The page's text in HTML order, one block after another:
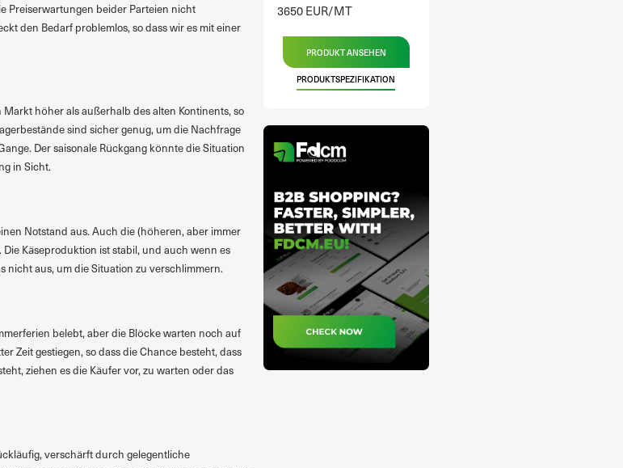
Preiserwartungen beider Parteien nicht
den Bedarf problemlos, so dass wir es mit einer
höher als außerhalb des alten Kontinents, so
sind sicher genug, um die Nachfrage
Der saisonale Rückgang könnte die Situation
in Sicht.
Notstand aus. Auch die (höheren, aber immer
Käseproduktion ist stabil, und auch wenn es
nicht aus, um die Situation zu verschlimmern.
belebt, aber die Blöcke warten noch auf
Zeit gestiegen, so dass die Chance besteht, dass
ziehen es die Käufer vor, zu warten oder das
verschärft durch gelegentliche
3650 EUR/MT
PRODUKT ANSEHEN
PRODUKTSPEZIFIKATION